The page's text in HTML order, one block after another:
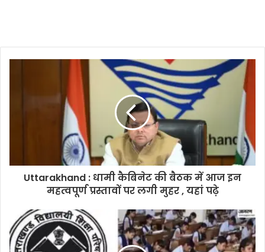
Uttarakhand : धामी कैबिनेट की बैठक में आज इन
महत्वपूर्ण प्रस्तावों पर लगी मुहर , यहां पढ़े